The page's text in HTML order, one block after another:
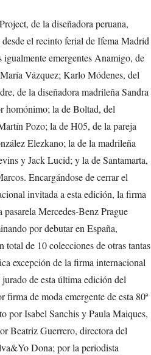
de la diseñadora peruana,
el recinto ferial de Ifema Madrid
igualmente emergentes Anamigo, de
Vázquez; Karlo Módenes, del
de la diseñadora madrileña Sandra
homónimo; la de Boltad, del
Pozo; la de H05, de la pareja
Elezkano; la de la madrileña
y Jack Lucid; y la de Santamarta,
Encargándose de cerrar el
invitada a esta edición, la firma
Mercedes-Benz Prague
por debutar en España,
de 10 colecciones de otras tantas
excepción de la firma internacional
de esta última edición del
de moda emergente de esta 80ª
por Isabel Sanchis y Paula Maiques,
Beatriz Guerrero, directora del
Dona; por la periodista